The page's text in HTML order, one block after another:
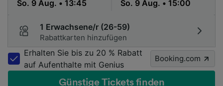
1 Erwachsene/r (26-59)
Rabattkarten hinzufügen
Erhalten Sie bis zu 20 % Rabatt
auf Aufenthalte mit Genius
Booking.com
Günstige Tickets finden